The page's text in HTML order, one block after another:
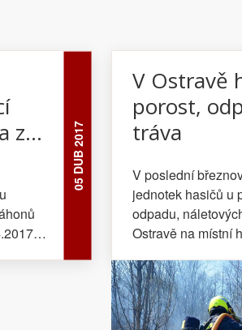
05 DUB 2017
z
V Ostravě
porost,
tráva
V poslední
jednotek hasičů u
odpadu,
Ostravě na místní
31.3.2017 krátce
Na místo bylo
hasičů, a to 4